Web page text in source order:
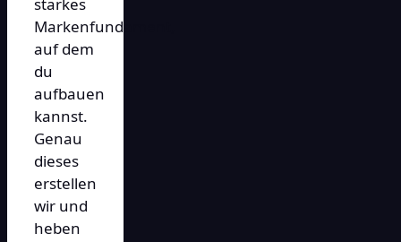
Markenfundament,
auf dem
du
aufbauen
kannst.
Genau
dieses
erstellen
wir und
heben